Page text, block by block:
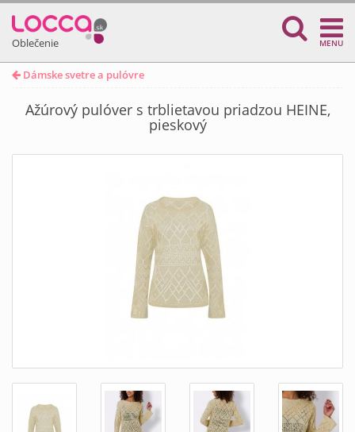
Oblečenie MENU
Dámske svetre a pulóvre
Ažúrový pulóver s trblietavou priadzou HEINE,
pieskový